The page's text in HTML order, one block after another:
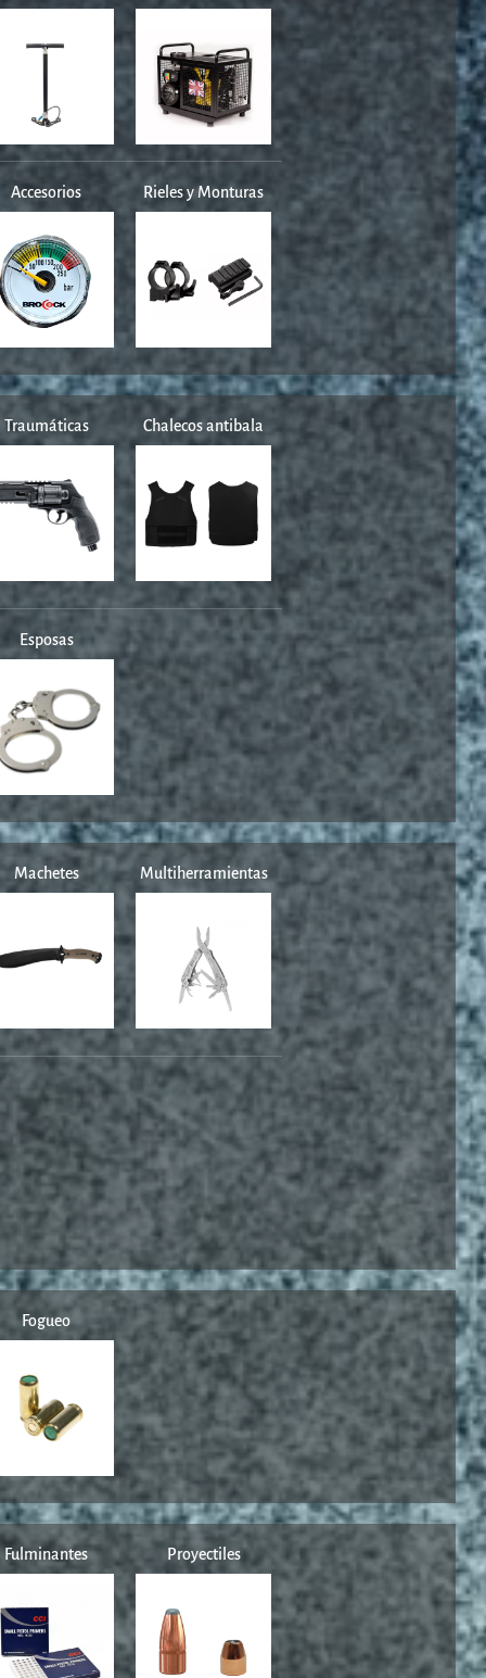
Accesorios Rieles y Monturas
Traumáticas Chalecos antibala
Esposas
Machetes Multiherramientas
Fogueo
Fulminantes Proyectiles